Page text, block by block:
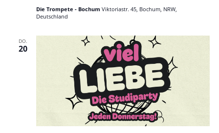
Die Trompete - Bochum Viktoriastr. 45, Bochum, NRW,
Deutschland
DO.
20